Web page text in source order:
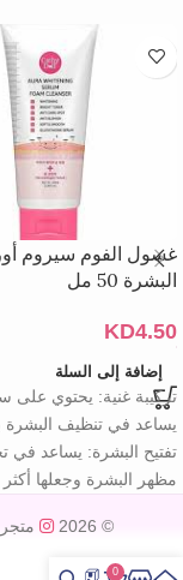
غسول الفوم سيروم
البشرة 50 مل
KD4.50
إضافة إلى السلة
تركيبة غنية: يحتوي على
يساعد في تنظيف البشرة
تفتيح البشرة: يساعد في
مظهر البشرة وجعلها أكثر
© 2026 متجر
0